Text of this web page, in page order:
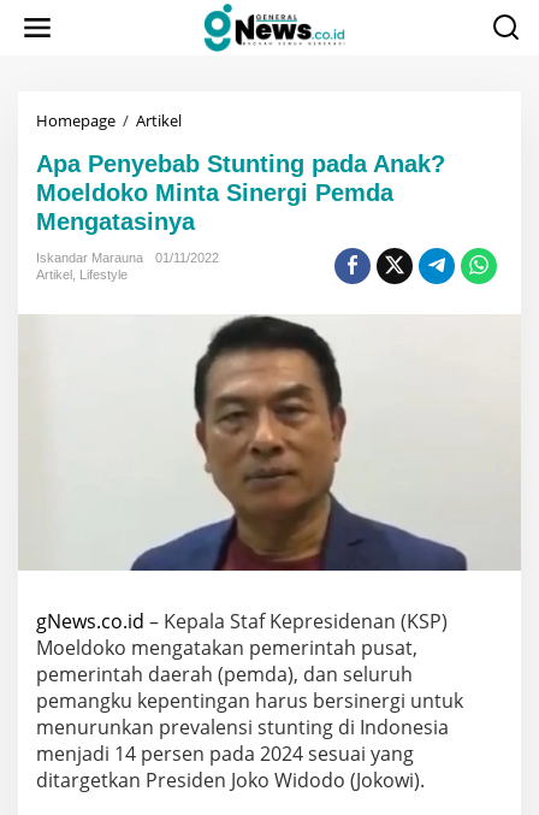
Homepage / ArtikelApa
Stunting
pada
Anak?
Moeldoko
Minta
Mengatasinya
Apa Penyebab Stunting pada Anak?
Moeldoko Minta Sinergi Pemda
Mengatasinya
Iskandar Marauna
01/11/2022
Artikel Lifestyle
gNews.co.id – Kepala Staf Kepresidenan (KSP)
Moeldoko mengatakan pemerintah pusat,
pemerintah daerah (pemda), dan seluruh
pemangku kepentingan harus bersinergi untuk
menurunkan prevalensi stunting di Indonesia
menjadi 14 persen pada 2024 sesuai yang
ditargetkan Presiden Joko Widodo (Jokowi).